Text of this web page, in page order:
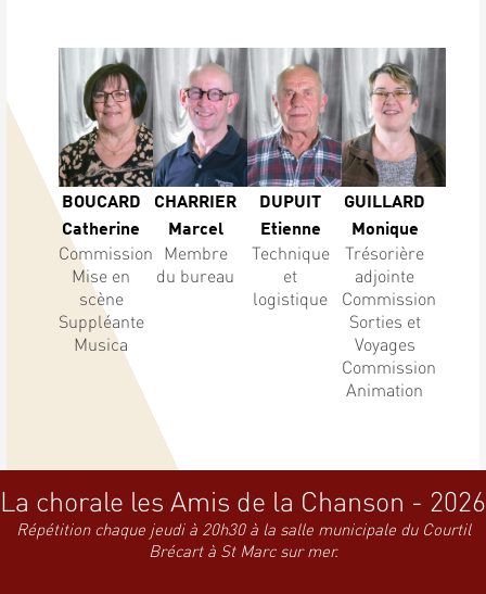
BOUCARD
Catherine
Commission
Mise en
scène
Suppléante
Musica
CHARRIER
Marcel
Membre
du bureau
DUPUIT
Etienne
Technique
et
logistique
GUILLARD
Monique
Trésorière
adjointe
Commission
Sorties et
Voyages
Commission
Animation
La chorale les Amis de la Chanson - 2026
Répétition chaque jeudi à 20h30 à la salle municipale du Courtil
Brécart à St Marc sur mer.